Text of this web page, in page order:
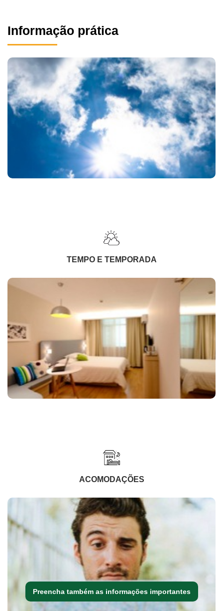
Informação prática
TEMPO E TEMPORADA
ACOMODAÇÕES
Preencha também as informações importantes